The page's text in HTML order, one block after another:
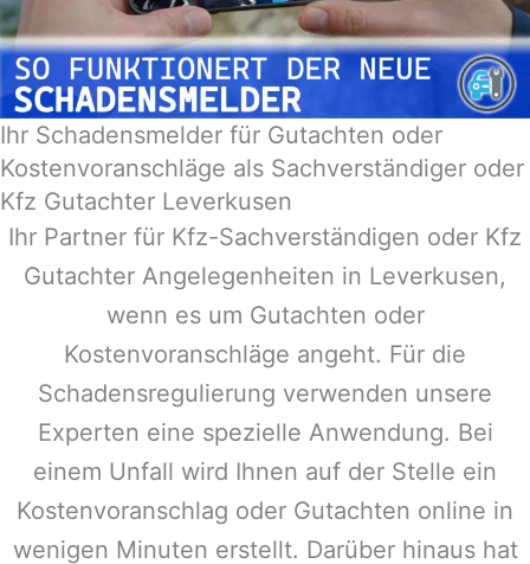
Ihr Schadensmelder für Gutachten oder
Kostenvoranschläge als Sachverständiger oder
Kfz Gutachter Leverkusen
Ihr Partner für Kfz-Sachverständigen oder Kfz
Gutachter Angelegenheiten in Leverkusen,
wenn es um Gutachten oder
Kostenvoranschläge angeht. Für die
Schadensregulierung verwenden unsere
Experten eine spezielle Anwendung. Bei
einem Unfall wird Ihnen auf der Stelle ein
Kostenvoranschlag oder Gutachten online in
wenigen Minuten erstellt. Darüber hinaus hat